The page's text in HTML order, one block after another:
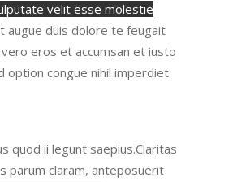
velit esse molestie
augue duis dolore te feugait
eros et accumsan et iusto
option congue nihil imperdiet
quod ii legunt saepius.Claritas
parum claram, anteposuerit